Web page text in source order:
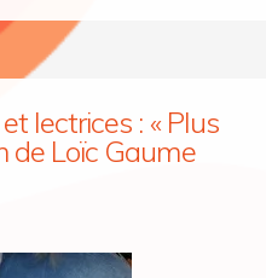
lectrices : « Plus
de Loïc Gaume